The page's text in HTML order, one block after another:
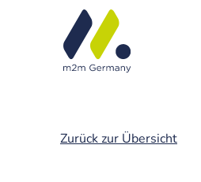
Zurück zur Übersicht